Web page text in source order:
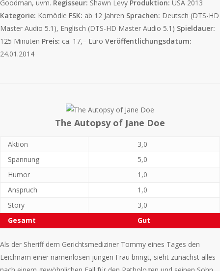
Goodman, uvm. Regisseur: Shawn Levy Produktion: USA 2013
Kategorie: Komödie FSK: ab 12 Jahren Sprachen: Deutsch (DTS-HD
Master Audio 5.1), Englisch (DTS-HD Master Audio 5.1) Spieldauer:
125 Minuten Preis: ca. 17,– Euro Veröffentlichungsdatum:
24.01.2014
The Autopsy of Jane Doe
Aktion
3,0
Spannung
5,0
Humor
1,0
Anspruch
1,0
Story
3,0
Gesamt
Gut
Als der Sheriff dem Gerichtsmediziner Tommy eines Tages den
Leichnam einer namenlosen jungen Frau bringt, sieht zunächst alles